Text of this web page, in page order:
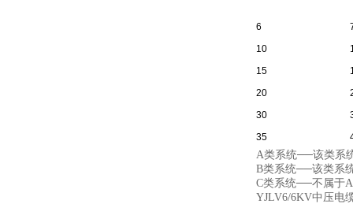
6
10
15
20
30
35
A类系统──该类系
B类系统──该类系
C类系统──不属于
YJLV6/6KV中压电